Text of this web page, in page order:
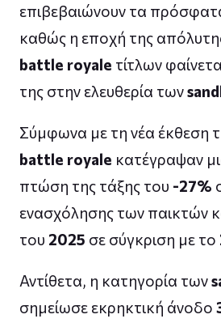
επιβεβαιώνουν τα
καθώς η εποχή της
battle royale τίτλων
της στην ελευθερία των
Σύμφωνα με τη νέα έκθεση
battle royale κατέγραψαν
πτώση της τάξης του -27%
ενασχόλησης των παικτών
του 2025 σε σύγκριση με το
Αντίθετα, η κατηγορία των
σημείωσε εκρηκτική άνοδο